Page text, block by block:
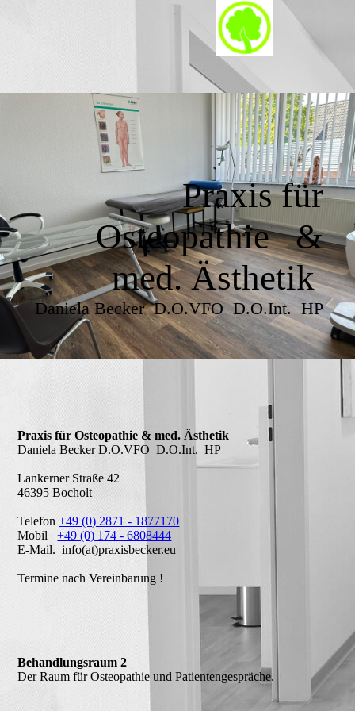
Praxis für
Osteopathie &
med. Ästhetik
Daniela Becker D.O.VFO D.O.Int. HP
Praxis für Osteopathie & med. Ästhetik
Daniela Becker D.O.VFO D.O.Int. HP
Lankerner Straße 42
46395 Bocholt
Telefon+49 (0) 2871 - 1877170
Mobil+49 (0) 174 - 6808444
E-Mail. info(at)praxisbecker.eu
Termine nach Vereinbarung !
Behandlungsraum 2
Der Raum für Osteopathie und Patientengespräche.